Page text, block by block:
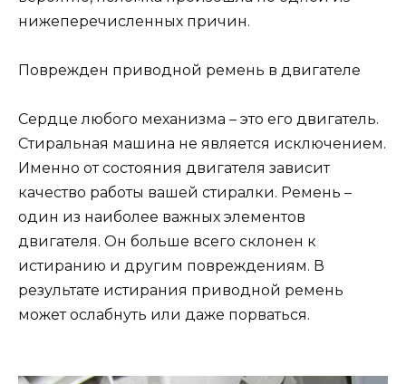
нижеперечисленных причин.
Поврежден приводной ремень в двигателе
Сердце любого механизма – это его двигатель.
Стиральная машина не является исключением.
Именно от состояния двигателя зависит
качество работы вашей стиралки. Ремень –
один из наиболее важных элементов
двигателя. Он больше всего склонен к
истиранию и другим повреждениям. В
результате истирания приводной ремень
может ослабнуть или даже порваться.